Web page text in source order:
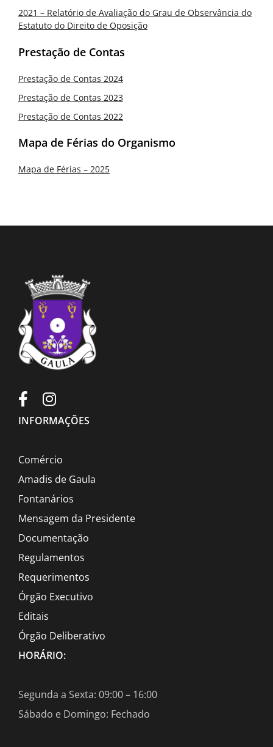
2021 – Relatório de Avaliação do Grau de Observância do
Estatuto do Direito de Oposição
Prestação de Contas
Prestação de Contas 2024
Prestação de Contas 2023
Prestação de Contas 2022
Mapa de Férias do Organismo
Mapa de Férias – 2025
INFORMAÇÕES
Comércio
Amadis de Gaula
Fontanários
Mensagem da Presidente
Documentação
Regulamentos
Requerimentos
Órgão Executivo
Editais
Órgão Deliberativo
HORÁRIO:
Segunda a Sexta: 09:00 – 16:00
Sábado e Domingo: Fechado